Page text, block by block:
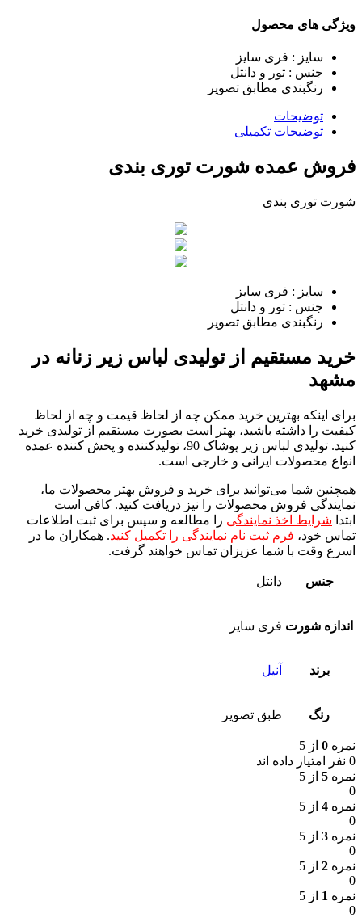
ویژگی های محصول
سایز : فری سایز
جنس : تور و دانتل
رنگبندی مطابق تصویر
توضیحات
توضیحات تکمیلی
فروش عمده شورت توری بندی
شورت توری بندی
سایز : فری سایز
جنس : تور و دانتل
رنگبندی مطابق تصویر
خرید مستقیم از تولیدی لباس زیر زنانه در
مشهد
برای اینکه بهترین خرید ممکن چه از لحاظ قیمت و چه از لحاظ
کیفیت را داشته باشید، بهتر است بصورت مستقیم از تولیدی خرید
کنید. تولیدی لباس زیر پوشاک 90، تولیدکننده و پخش کننده عمده
انواع محصولات ایرانی و خارجی است.
همچنین شما می‌توانید برای خرید و فروش بهتر محصولات ما،
نمایندگی فروش محصولات را نیز دریافت کنید. کافی است
ابتدا شرایط اخذ نمایندگی را مطالعه و سپس برای ثبت اطلاعات
تماس خود، فرم ثبت نام نمایندگی را تکمیل کنید. همکاران ما در
اسرع وقت با شما عزیزان تماس خواهند گرفت.
جنس دانتل
اندازه شورت فری سایز
برند آنیل
رنگ طبق تصویر
نمره 0 از 5
0 نفر امتیاز داده اند
نمره 5 از 5
0
نمره 4 از 5
0
نمره 3 از 5
0
نمره 2 از 5
0
نمره 1 از 5
0